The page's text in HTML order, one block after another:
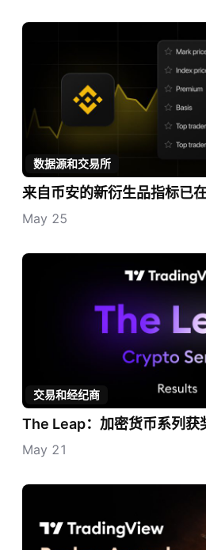
数据源和交易所
来自币安的新衍生品指标已
May 25
交易和经纪商
The Leap：加密货币系列获
May 21